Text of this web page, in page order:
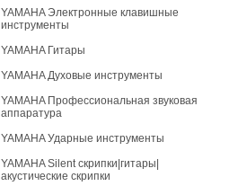
YAMAHA Электронные клавишные
инструменты
YAMAHA Гитары
YAMAHA Духовые инструменты
YAMAHA Профессиональная звуковая
аппаратура
YAMAHA Ударные инструменты
YAMAHA Silent скрипки|гитары|
акустические скрипки